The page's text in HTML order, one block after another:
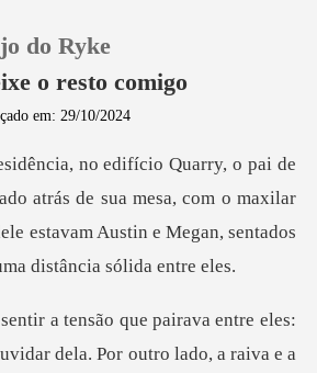
0
do Ryke
o resto comigo
em: 29/10/2024
atrás de sua mesa, com o maxilar
estavam
rava entre eles: